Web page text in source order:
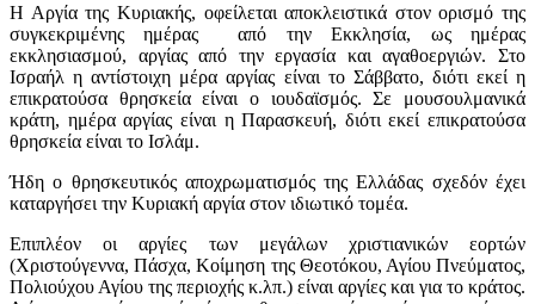
Η Αργία της Κυριακής, οφείλεται αποκλειστικά στον ορισμό της
συγκεκριμένης ημέρας από την Εκκλησία, ως ημέρας
εκκλησιασμού, αργίας από την εργασία και αγαθοεργιών. Στο
Ισραήλ η αντίστοιχη μέρα αργίας είναι το Σάββατο, διότι εκεί η
επικρατούσα θρησκεία είναι ο ιουδαϊσμός. Σε μουσουλμανικά
κράτη, ημέρα αργίας είναι η Παρασκευή, διότι εκεί επικρατούσα
θρησκεία είναι το Ισλάμ.
Ήδη ο θρησκευτικός αποχρωματισμός της Ελλάδας σχεδόν έχει
καταργήσει την Κυριακή αργία στον ιδιωτικό τομέα.
Επιπλέον οι αργίες των μεγάλων χριστιανικών εορτών
(Χριστούγεννα, Πάσχα, Κοίμηση της Θεοτόκου, Αγίου Πνεύματος,
Πολιούχου Αγίου της περιοχής κ.λπ.) είναι αργίες και για το κράτος.